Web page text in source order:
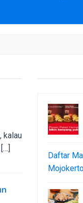
kalau
Daftar